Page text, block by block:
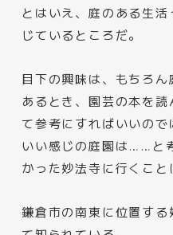
とはいえ、庭のある生
じているところだ。
目下の興味は、もちろん
あるとき、園芸の本を
て参考にすればいいので
いい感じの庭園は……と
かった妙法寺に行くこと
鎌倉市の南東に位置す